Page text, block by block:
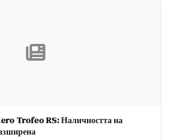
Trofeo RS: Наличността на